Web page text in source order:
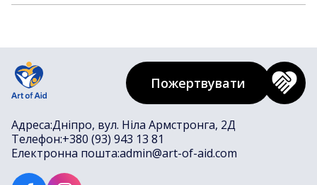
Адреса:Дніпро, вул. Ніла Армстронга, 2Д
Телефон:+380 (93) 943 13 81
Електронна пошта:admin@art-of-aid.com
Пожертвувати